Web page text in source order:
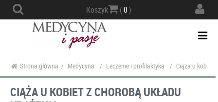
Koszyk (0)
Strona główna / Medycyna / Leczenie i profilaktyka / Ciąża u kobiet
CIĄŻA U KOBIET Z CHOROBĄ UKŁADU